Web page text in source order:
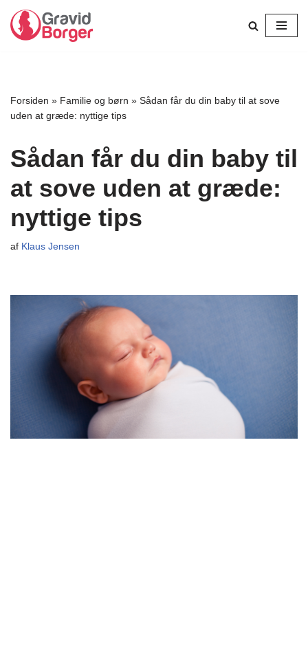
Spring
Forsiden » Familie og børn » Sådan får du din baby til at sove
uden at græde: nyttige tips
Sådan får du din baby til
at sove uden at græde:
nyttige tips
af Klaus Jensen